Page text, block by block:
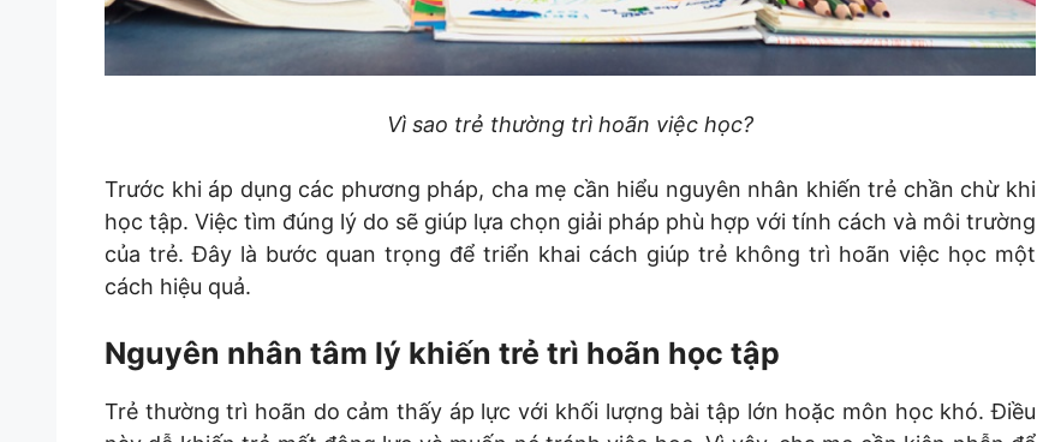
Vì sao trẻ thường trì hoãn việc học?
Trước khi áp dụng các phương pháp, cha mẹ cần hiểu nguyên nhân khiến trẻ chần chừ khi
học tập. Việc tìm đúng lý do sẽ giúp lựa chọn giải pháp phù hợp với tính cách và môi trường
của trẻ. Đây là bước quan trọng để triển khai cách giúp trẻ không trì hoãn việc học một
cách hiệu quả.
Nguyên nhân tâm lý khiến trẻ trì hoãn học tập
Trẻ thường trì hoãn do cảm thấy áp lực với khối lượng bài tập lớn hoặc môn học khó. Điều